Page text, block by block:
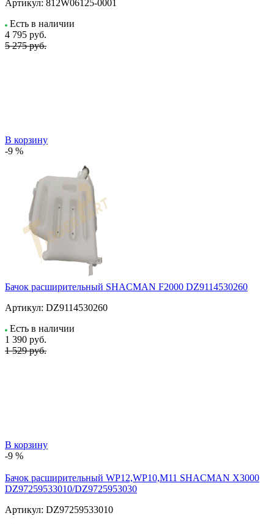
Артикул: 812W06125-0001
Есть в наличии
4 795 руб.
5 275 руб.
В корзину
-9 %
Бачок расширительный SHACMAN F2000 DZ9114530260
Артикул: DZ9114530260
Есть в наличии
1 390 руб.
1 529 руб.
В корзину
-9 %
Бачок расширительный WP12,WP10,M11 SHACMAN X3000
DZ97259533010/DZ9725953030
Артикул: DZ97259533010